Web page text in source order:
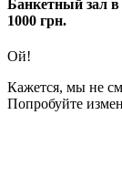
Банкетный зал в
1000 грн.
Ой!
Кажется, мы не
Попробуйте